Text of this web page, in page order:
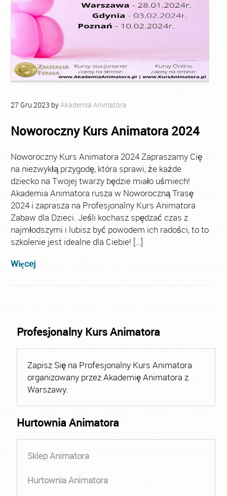
27 Gru 2023 byAkademia Animatora
Noworoczny Kurs Animatora 2024
Noworoczny Kurs Animatora 2024 Zapraszamy Cię
na niezwykłą przygodę, która sprawi, że każde
dziecko na Twojej twarzy będzie miało uśmiech!
Akademia Animatora rusza w Noworoczną Trasę
2024 i zaprasza na Profesjonalny Kurs Animatora
Zabaw dla Dzieci. Jeśli kochasz spędzać czas z
najmłodszymi i lubisz być powodem ich radości, to to
szkolenie jest idealne dla Ciebie! […]
Więcej
Profesjonalny Kurs Animatora
Zapisz Się na Profesjonalny Kurs Animatora
organizowany przez Akademię Animatora z
Warszawy.
Hurtownia Animatora
Sklep Animatora
Hurtownia Animatora